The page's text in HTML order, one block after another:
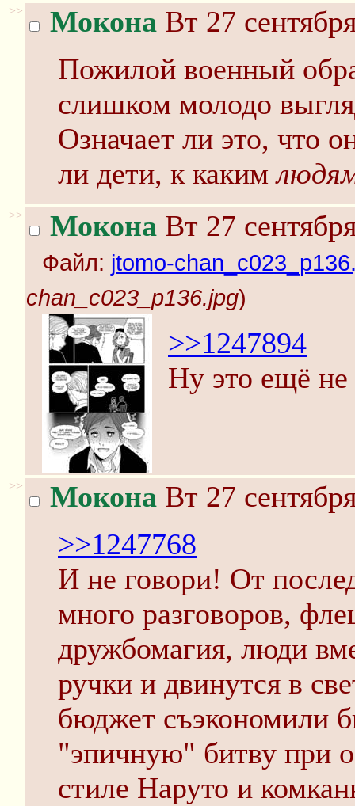
>> Мокона Вт 27
Пожилой военный
слишком молодо
Означает ли это, что
ли дети, к каким
>> Мокона Вт 27
Файл: jtomo-
chan_c023_p136.jpg)
>>1247894
Ну это ещё не
>> Мокона Вт 27
>>1247768
И не говори! От
много разговоров,
дружбомагия, люди
ручки и двинутся в
бюджет съэкономили
"эпичную" битву при
стиле Наруто и